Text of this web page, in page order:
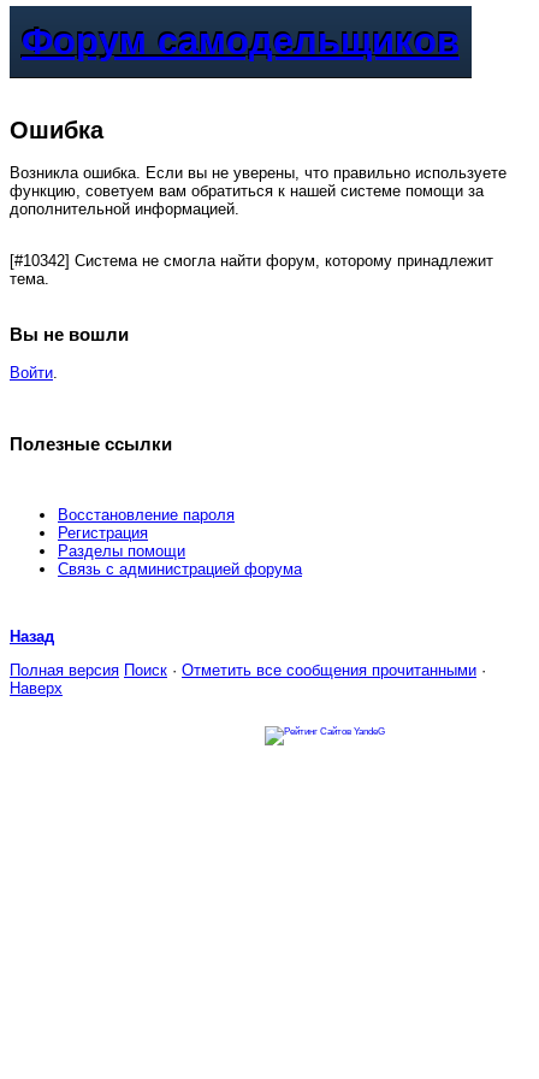
Форум самодельщиков
Ошибка
Возникла ошибка. Если вы не уверены, что правильно используете
функцию, советуем вам обратиться к нашей системе помощи за
дополнительной информацией.
[#10342] Система не смогла найти форум, которому принадлежит
тема.
Вы не вошли
Войти
Полезные ссылки
Восстановление пароля
Регистрация
Разделы помощи
Связь с администрацией форума
Назад
Полная версия Поиск · Отметить все сообщения прочитанными ·
Наверх